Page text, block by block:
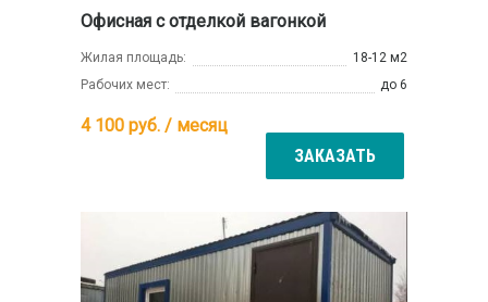
Офисная с отделкой вагонкой
Жилая площадь:
18-12 м2
Рабочих мест:
до 6
4 100 руб. / месяц
ЗАКАЗАТЬ